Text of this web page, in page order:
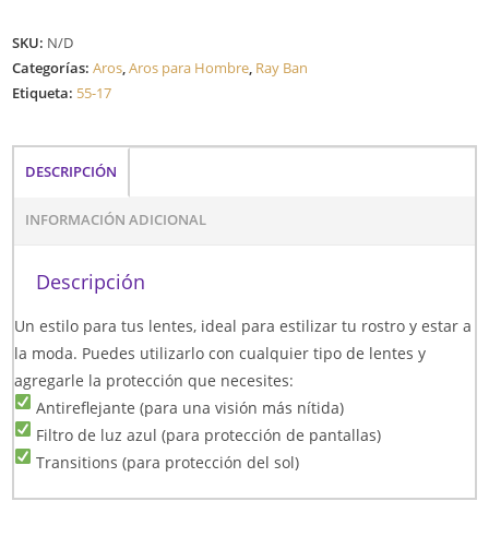
SKU: N/D
Categorías:Aros,Aros para Hombre, Ray Ban
Etiqueta: 55-17
DESCRIPCIÓN
INFORMACIÓN ADICIONAL
Descripción
Un estilo para tus lentes, ideal para estilizar tu rostro y estar a
la moda. Puedes utilizarlo con cualquier tipo de lentes y
agregarle la protección que necesites:
Antireflejante (para una visión más nítida)
Filtro de luz azul (para protección de pantallas)
Transitions (para protección del sol)